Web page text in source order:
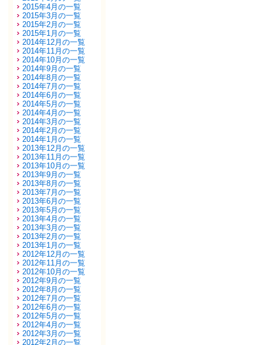
2015年4月の一覧
2015年3月の一覧
2015年2月の一覧
2015年1月の一覧
2014年12月の一覧
2014年11月の一覧
2014年10月の一覧
2014年9月の一覧
2014年8月の一覧
2014年7月の一覧
2014年6月の一覧
2014年5月の一覧
2014年4月の一覧
2014年3月の一覧
2014年2月の一覧
2014年1月の一覧
2013年12月の一覧
2013年11月の一覧
2013年10月の一覧
2013年9月の一覧
2013年8月の一覧
2013年7月の一覧
2013年6月の一覧
2013年5月の一覧
2013年4月の一覧
2013年3月の一覧
2013年2月の一覧
2013年1月の一覧
2012年12月の一覧
2012年11月の一覧
2012年10月の一覧
2012年9月の一覧
2012年8月の一覧
2012年7月の一覧
2012年6月の一覧
2012年5月の一覧
2012年4月の一覧
2012年3月の一覧
2012年2月の一覧